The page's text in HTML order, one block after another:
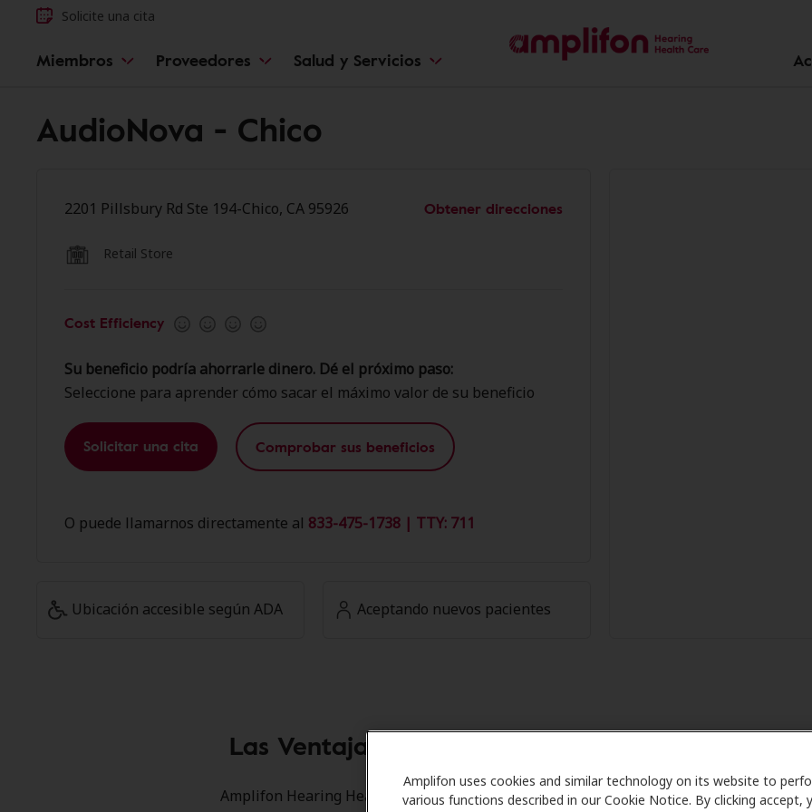
Amplifon uses cookies and similar technology on its website to
various functions described in our Cookie Notice. By clicking accept,
Solicite una cita
Miembros Proveedores Salud y Servicios
AudioNova - Chico
2201 Pillsbury Rd Ste 194-Chico, CA 95926 Obtener direcciones
Retail Store
Cost Efficiency
Su beneficio podría ahorrarle dinero. Dé el próximo paso:
Seleccione para aprender cómo sacar el máximo valor de su beneficio
Solicitar una cita Comprobar sus beneficios
O puede llamarnos directamente al 833-475-1738 | TTY: 711
Ubicación accesible según ADA Aceptando nuevos pacientes
Las Ventajas de los Miembros de Amplifon en
Amplifon Hearing Health Care se asocia con muchos planes de beneficios y clínicas